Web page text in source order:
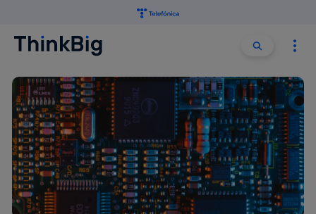
Buscar